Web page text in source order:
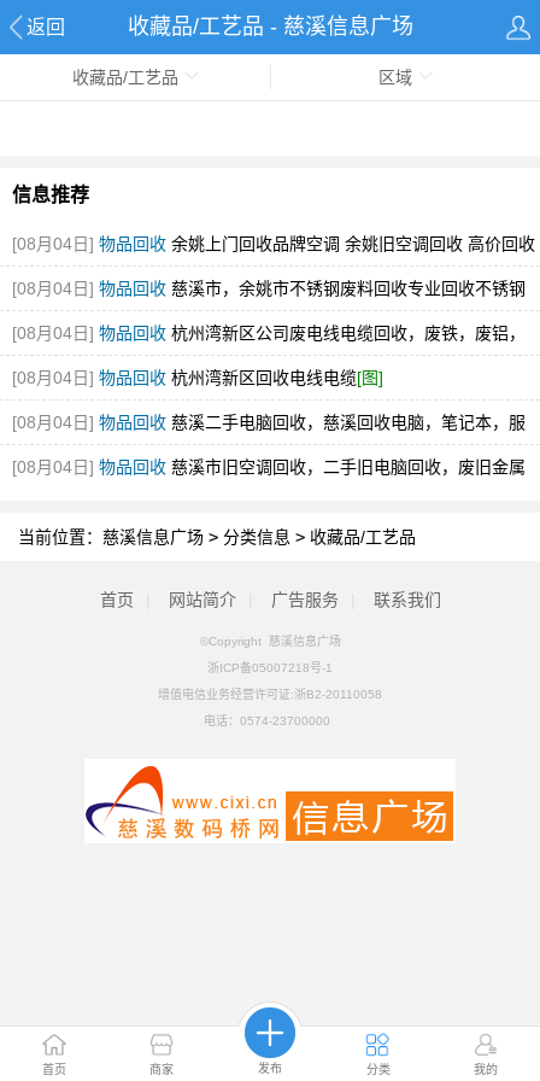
返回 收藏品/工艺品 - 慈溪信息广场
首页 商家 发布 分类 我的
收藏品/工艺品 区域
信息推荐
[08月04日] 物品回收 余姚上门回收品牌空调 余姚旧空调回收 高价回收
[图]
[08月04日] 物品回收 慈溪市，余姚市不锈钢废料回收专业回收不锈钢
废料304.316厂家直接收购[图]
[08月04日] 物品回收 杭州湾新区公司废电线电缆回收，废铁，废铝，
不锈钢回收[图]
[08月04日] 物品回收 杭州湾新区回收电线电缆[图]
[08月04日] 物品回收 慈溪二手电脑回收，慈溪回收电脑，笔记本，服
务器[图]
[08月04日] 物品回收 慈溪市旧空调回收，二手旧电脑回收，废旧金属
当前位置： 慈溪信息广场 > 分类信息 > 收藏品/工艺品
首页 网站简介 广告服务 联系我们
©Copyright 慈溪信息广场
浙ICP备05007218号-1
增值电信业务经营许可证:浙B2-20110058
电话： 0574-23700000